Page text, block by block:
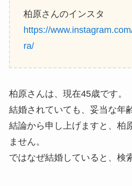
柏原さんのインスタ
https://
ra/
柏原さんは、現在45歳です。
結婚されていても、妥当な年
結論から申し上げますと、柏
ません。
ではなぜ結婚していると、検